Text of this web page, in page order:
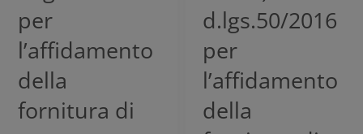
per
l’affidamento
della
fornitura di
d.lgs.50/2016
per
l’affidamento
della